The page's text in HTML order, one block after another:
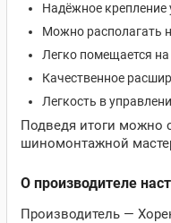
Надёжное крепление
Можно располагать
Легко помещается на
Качественное
Легкость в
Подведя итоги можно
шиномонтажной
О производителе
Производитель —